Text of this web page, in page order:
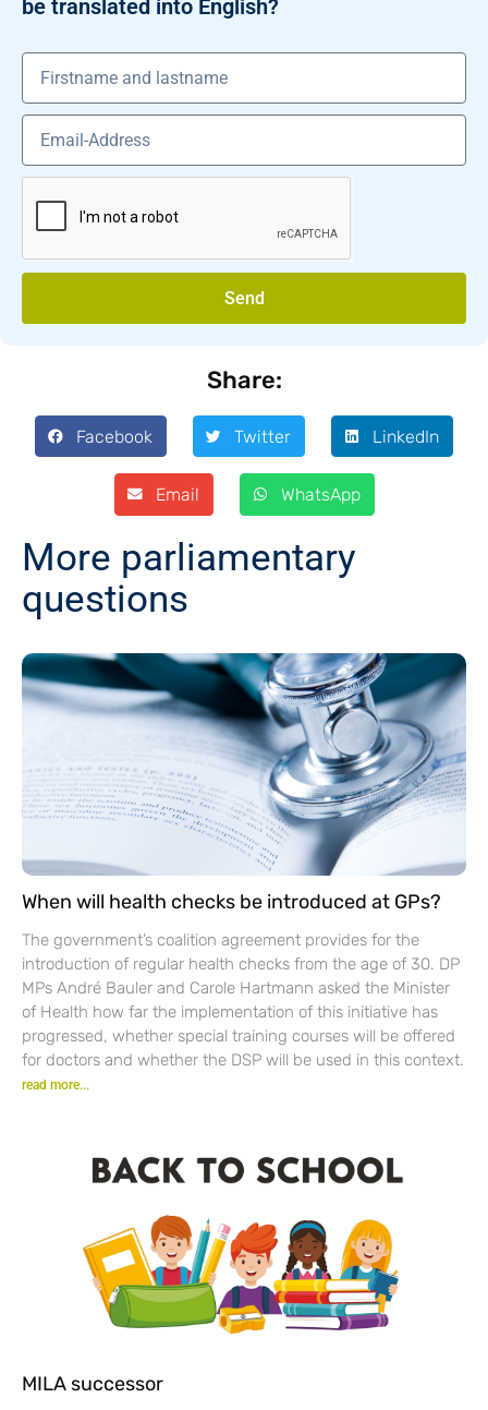
be translated into English?
Send
Share:
Facebook Twitter LinkedIn
Email WhatsApp
More parliamentary
questions
When will health checks be introduced at GPs?
The government’s coalition agreement provides for the
introduction of regular health checks from the age of 30. DP
MPs André Bauler and Carole Hartmann asked the Minister
of Health how far the implementation of this initiative has
progressed, whether special training courses will be offered
for doctors and whether the DSP will be used in this context.
read more...
MILA successor